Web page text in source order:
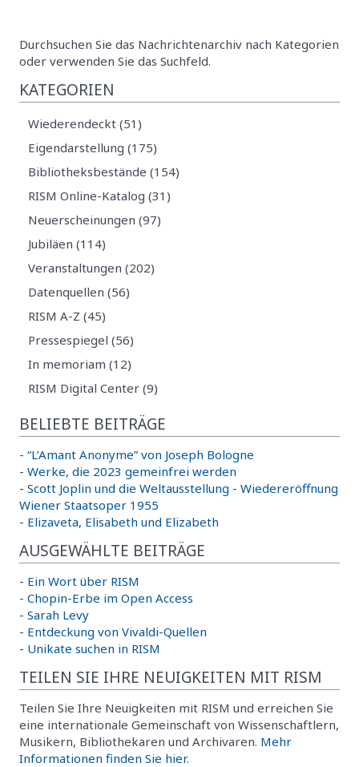
Durchsuchen Sie das Nachrichtenarchiv nach Kategorien
oder verwenden Sie das Suchfeld.
KATEGORIEN
Wiederendeckt (51)
Eigendarstellung (175)
Bibliotheksbestände (154)
RISM Online-Katalog (31)
Neuerscheinungen (97)
Jubiläen (114)
Veranstaltungen (202)
Datenquellen (56)
RISM A-Z (45)
Pressespiegel (56)
In memoriam (12)
RISM Digital Center (9)
BELIEBTE BEITRÄGE
- “L’Amant Anonyme” von Joseph Bologne
- Werke, die 2023 gemeinfrei werden
- Scott Joplin und die Weltausstellung - Wiedereröffnung
Wiener Staatsoper 1955
- Elizaveta, Elisabeth und Elizabeth
AUSGEWÄHLTE BEITRÄGE
- Ein Wort über RISM
- Chopin-Erbe im Open Access
- Sarah Levy
- Entdeckung von Vivaldi-Quellen
- Unikate suchen in RISM
TEILEN SIE IHRE NEUIGKEITEN MIT RISM
Teilen Sie Ihre Neuigkeiten mit RISM und erreichen Sie
eine internationale Gemeinschaft von Wissenschaftlern,
Musikern, Bibliothekaren und Archivaren. Mehr
Informationen finden Sie hier.